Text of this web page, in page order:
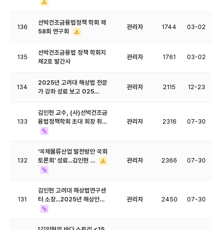
136
선박건조금융법정책 학회 제
58회 연구회
관리자 1744 03-02
135
선박건조금융법 정책 학회지
제2호 발간사
관리자 1761 03-02
134
2025년 고려대 해상법 전문
가 강좌 성료 보고 025…
관리자 2115 12-23
133
김인현 교수, (사)선박건조금
융법정책학회 초대 회장 취…
관리자 2316 07-30
132
'국제물류산업 발전방안 국회
토론회' 성료...김인현 …
관리자 2366 07-30
131
김인현 고려대 해상법연구센
터 소장...2025년 해상안…
관리자 2450 07-30